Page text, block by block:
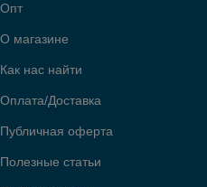
Опт
О магазине
Как нас найти
Оплата/Доставка
Публичная оферта
Полезные статьи